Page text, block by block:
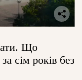
Що
сім років без